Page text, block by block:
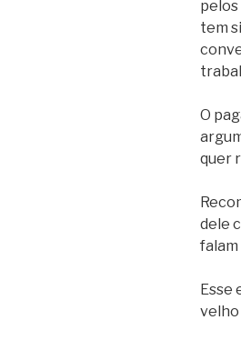
pelos
tem
O
quer
dele
falam
Esse
velho